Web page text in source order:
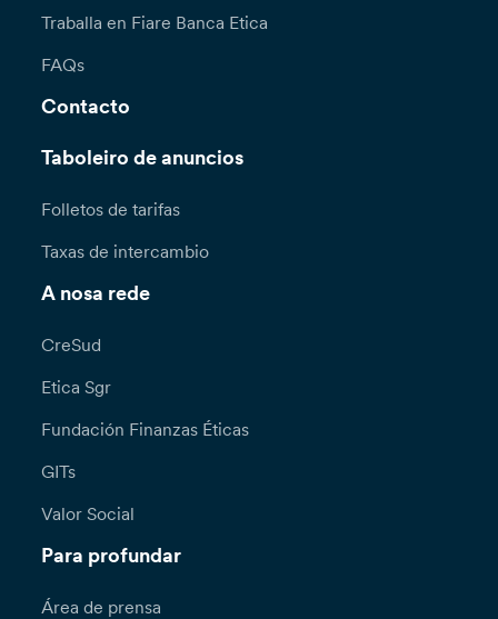
Traballa en Fiare Banca Etica
FAQs
Contacto
Taboleiro de anuncios
Folletos de tarifas
Taxas de intercambio
A nosa rede
CreSud
Etica Sgr
Fundación Finanzas Éticas
GITs
Valor Social
Para profundar
Área de prensa